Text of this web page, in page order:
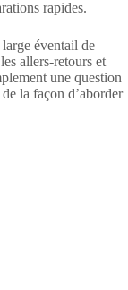
rapides.
éventail de
allers-retours et
une question
la façon d’aborder